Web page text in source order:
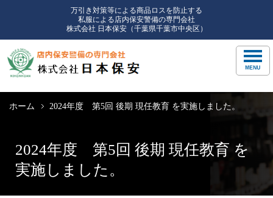
万引き対策等による商品ロスを防止する
私服による店内保安警備の専門会社
株式会社 日本保安（千葉県千葉市中央区）
ホーム 2024年度 第5回 後期 現任教育 を実施しました。
2024年度 第5回 後期 現任教育 を
実施しました。